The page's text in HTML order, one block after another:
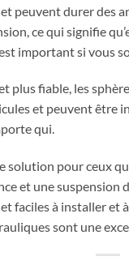
peuvent durer des
ce qui signifie
important si vous
plus fiable, les
et peuvent être
qui.
solution pour ceux
et une suspension
faciles à installer
sont une